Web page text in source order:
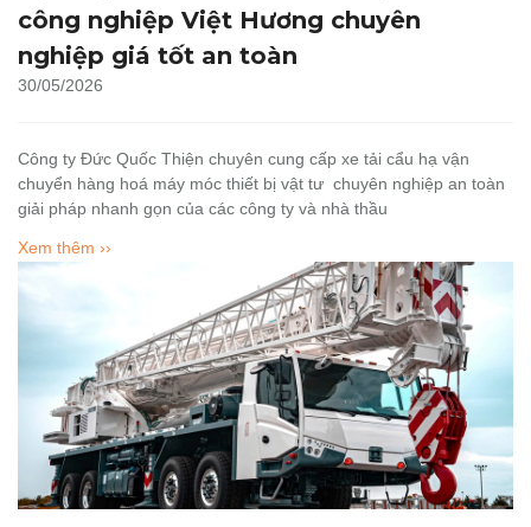
công nghiệp Việt Hương chuyên
nghiệp giá tốt an toàn
30/05/2026
Công ty Đức Quốc Thiện chuyên cung cấp xe tải cẩu hạ vận
chuyển hàng hoá máy móc thiết bị vật tư chuyên nghiệp an toàn
giải pháp nhanh gọn của các công ty và nhà thầu
Xem thêm ››